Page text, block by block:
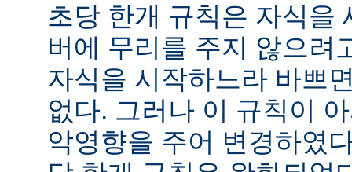
초당 한개 규칙은 자식을
버에 무리를 주지 않으려
자식을 시작하느라 바쁘
없다. 그러나 이 규칙이
악영향을 주어 변경하였